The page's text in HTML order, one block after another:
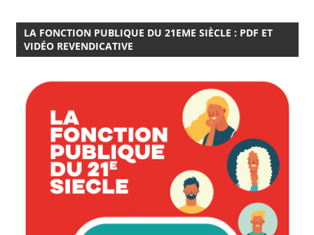
LA FONCTION PUBLIQUE DU 21EME SIÈCLE : PDF ET
VIDÉO REVENDICATIVE